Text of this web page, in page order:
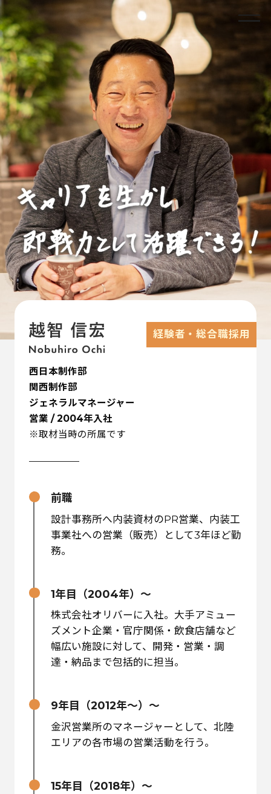
経験者・総合職採用
西日本制作部
関西制作部
ジェネラルマネージャー
営業 / 2004年入社
※取材当時の所属です
前職
設計事務所へ内装資材のPR営業、内装工
事業社への営業（販売）として3年ほど勤
務。
1年目（2004年）～
株式会社オリバーに入社。大手アミュー
ズメント企業・官庁関係・飲食店舗など
幅広い施設に対して、開発・営業・調
達・納品まで包括的に担当。
9年目（2012年～）～
金沢営業所のマネージャーとして、北陸
エリアの各市場の営業活動を行う。
15年目（2018年）～